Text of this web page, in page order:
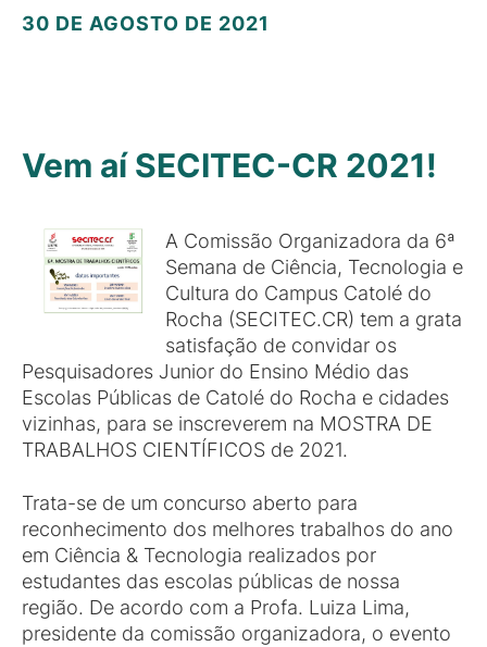
30 DE AGOSTO DE 2021
Vem aí SECITEC-CR 2021!
A Comissão Organizadora da 6ª
Semana de Ciência, Tecnologia e
Cultura do Campus Catolé do
Rocha (SECITEC.CR) tem a grata
satisfação de convidar os
Pesquisadores Junior do Ensino Médio das
Escolas Públicas de Catolé do Rocha e cidades
vizinhas, para se inscreverem na MOSTRA DE
TRABALHOS CIENTÍFICOS de 2021.
Trata-se de um concurso aberto para
reconhecimento dos melhores trabalhos do ano
em Ciência & Tecnologia realizados por
estudantes das escolas públicas de nossa
região. De acordo com a Profa. Luiza Lima,
presidente da comissão organizadora, o evento